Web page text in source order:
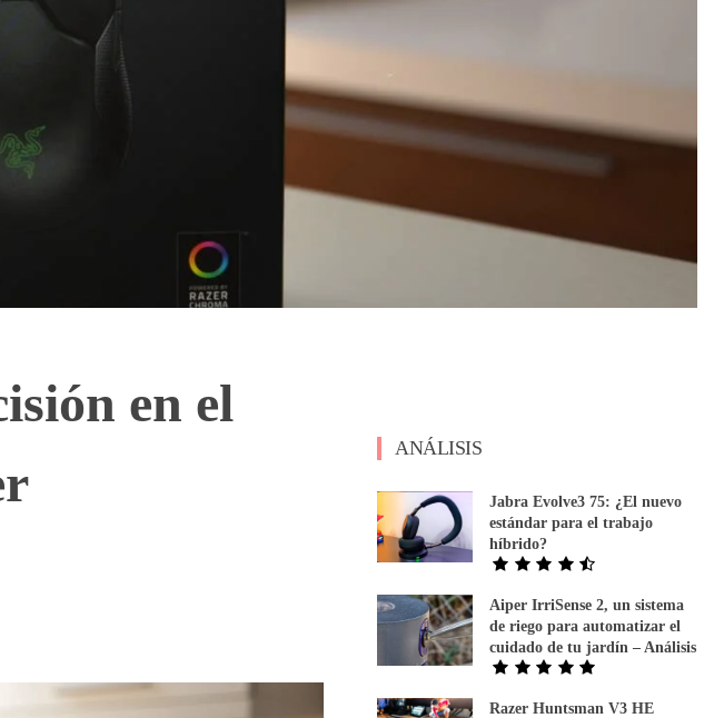
en el
ANÁLISIS
Jabra Evolve3 75: ¿El nuevo
estándar para el trabajo
híbrido?
Aiper IrriSense 2, un sistema
de riego para automatizar el
cuidado de tu jardín – Análisis
Razer Huntsman V3 HE